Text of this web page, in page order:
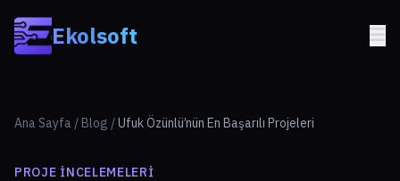
Ekolsoft
Ana Sayfa / Blog /Ufuk Özünlü’nün En Başarılı Projeleri
PROJE İNCELEMELERI